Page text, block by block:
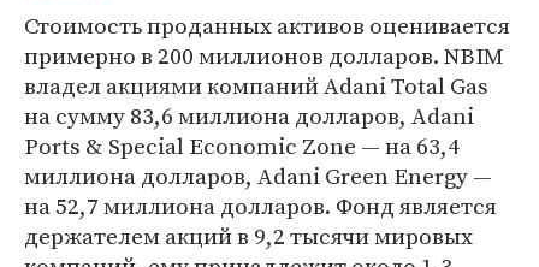
Стоимость проданных активов оценивается
примерно в 200 миллионов долларов. NBIM
владел акциями компаний Adani Total Gas
на сумму 83,6 миллиона долларов, Adani
Ports & Special Economic Zone — на 63,4
миллиона долларов, Adani Green Energy —
на 52,7 миллиона долларов. Фонд является
держателем акций в 9,2 тысячи мировых